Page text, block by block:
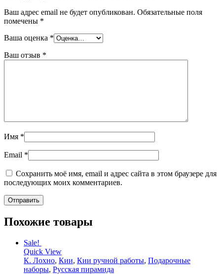
Ваш адрес email не будет опубликован. Обязательные поля
помечены *
Ваша оценка *
Ваш отзыв *
Имя *
Email *
Сохранить моё имя, email и адрес сайта в этом браузере для
последующих моих комментариев.
Похожие товары
Sale!
Quick View
К. Лохно, Кии, Кии ручной работы, Подарочные
наборы, Русская пирамида